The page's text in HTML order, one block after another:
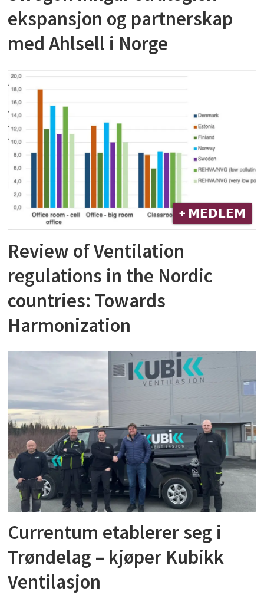
ekspansjon og partnerskap
med Ahlsell i Norge
+ 𝗠𝗘𝗗𝗟𝗘𝗠
Review of Ventilation
regulations in the Nordic
countries: Towards
Harmonization
Currentum etablerer seg i
Trøndelag – kjøper Kubikk
Ventilasjon